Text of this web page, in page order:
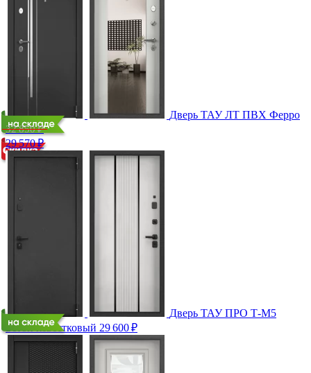
Дверь ТАУ ЛТ ПВХ Ферро
32 850 ₽
29 570₽
Дверь ТАУ ПРО Т-М5
Бетон известковый 29 600₽